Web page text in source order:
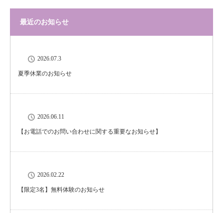
最近のお知らせ
2026.07.3
夏季休業のお知らせ
2026.06.11
【お電話でのお問い合わせに関する重要なお知らせ】
2026.02.22
【限定3名】無料体験のお知らせ